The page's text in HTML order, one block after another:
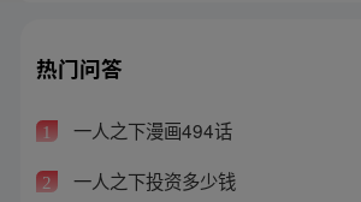
热门问答
1 一人之下漫画494话
2 一人之下投资多少钱